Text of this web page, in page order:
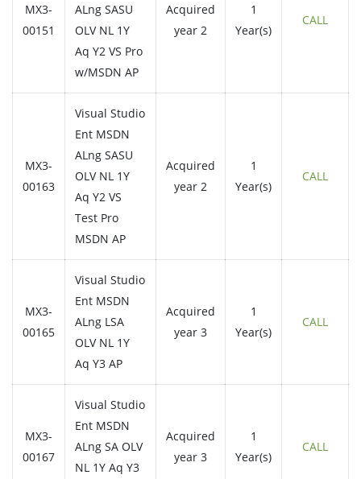
MX3-
00151
ALng SASU
OLV NL 1Y
Aq Y2 VS Pro
w/MSDN AP
Acquired
year 2
1
Year(s)
CALL
MX3-
00163
Visual Studio
Ent MSDN
ALng SASU
OLV NL 1Y
Aq Y2 VS
Test Pro
MSDN AP
Acquired
year 2
1
Year(s)
CALL
MX3-
00165
Visual Studio
Ent MSDN
ALng LSA
OLV NL 1Y
Aq Y3 AP
Acquired
year 3
1
Year(s)
CALL
MX3-
00167
Visual Studio
Ent MSDN
ALng SA OLV
NL 1Y Aq Y3
Acquired
year 3
1
Year(s)
CALL